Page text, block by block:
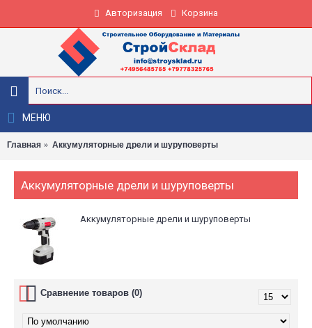
Авторизация Корзина
МЕНЮ
Главная Аккумуляторные дрели и шуруповерты
Аккумуляторные дрели и шуруповерты
Аккумуляторные дрели и шуруповерты
Сравнение товаров (0)